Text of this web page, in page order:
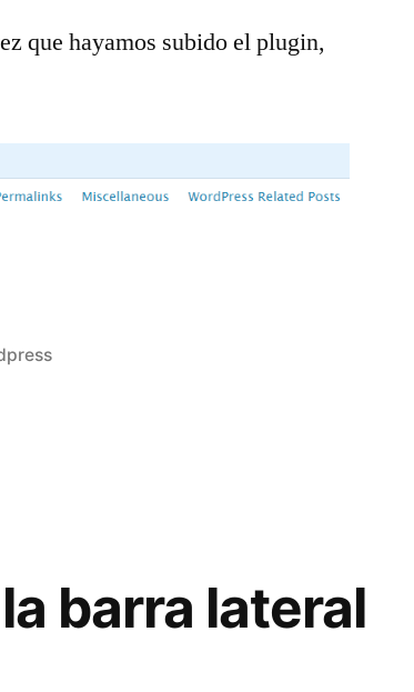
que hayamos subido el plugin,
barra lateral